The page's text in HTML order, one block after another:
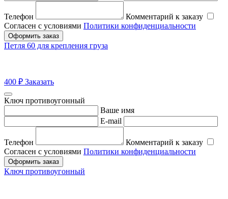
Телефон
Комментарий к заказу
Согласен с условиями Политики конфиденциальности
Оформить заказ
Петля 60 для крепления груза
400 ₽ Заказать
Ключ противоугонный
Ваше имя
E-mail
Телефон
Комментарий к заказу
Согласен с условиями Политики конфиденциальности
Оформить заказ
Ключ противоугонный